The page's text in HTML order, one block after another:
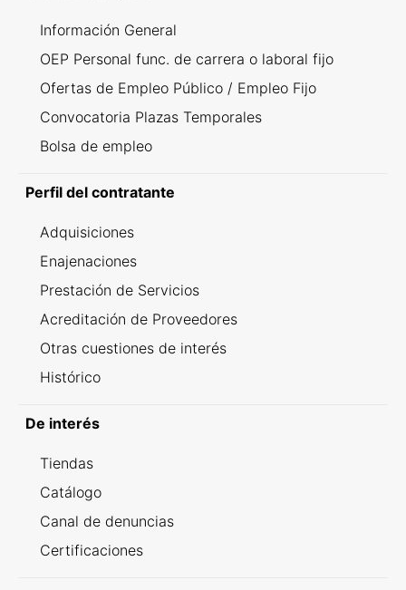
Información General
OEP Personal func. de carrera o laboral fijo
Ofertas de Empleo Público / Empleo Fijo
Convocatoria Plazas Temporales
Bolsa de empleo
Perfil del contratante
Adquisiciones
Enajenaciones
Prestación de Servicios
Acreditación de Proveedores
Otras cuestiones de interés
Histórico
De interés
Tiendas
Catálogo
Canal de denuncias
Certificaciones